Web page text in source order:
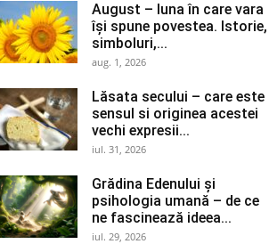
August – luna în care vara
își spune povestea. Istorie,
simboluri,...
aug. 1, 2026
Lăsata secului – care este
sensul si originea acestei
vechi expresii...
iul. 31, 2026
Grădina Edenului și
psihologia umană – de ce
ne fascinează ideea...
iul. 29, 2026